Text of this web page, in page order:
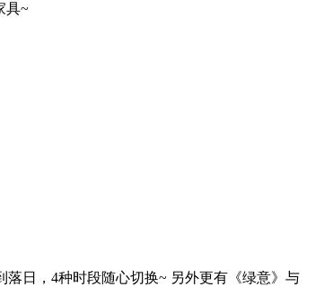
具~
日，4种时段随心切换~ 另外更有《绿意》与